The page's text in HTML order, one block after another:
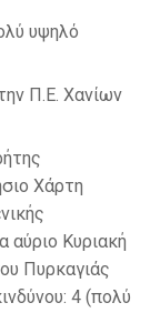
υψηλό
Π.Ε. Χανίων
Χάρτη
αύριο Κυριακή
Πυρκαγιάς
4 (πολύ